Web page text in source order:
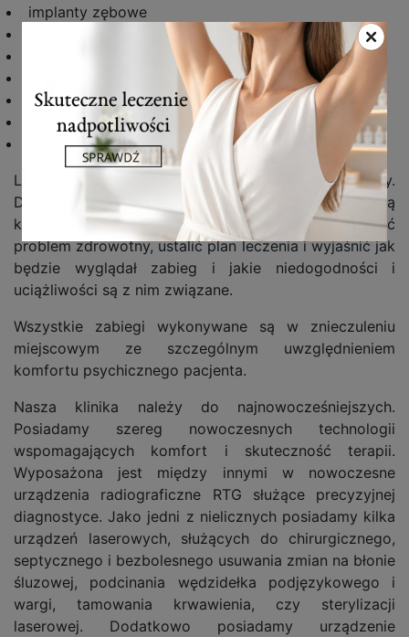
implanty zębowe
miniimplanty ortodontyczne
laserowe podcięcia wędzidełek
laserowa korekta dziąseł
przeszczepy kości
podnoszenie dna zatoki
wycinanie zmian w obrębie jamy ustnej
Leczenie chirurgiczne wywołuje często obawy.
Dlatego każdy zabieg poprzedzony jest wizytą
konsultacyjną. Lekarz dentysta musi dokładnie określić
problem zdrowotny, ustalić plan leczenia i wyjaśnić jak
będzie wyglądał zabieg i jakie niedogodności i
uciążliwości są z nim związane.
Wszystkie zabiegi wykonywane są w znieczuleniu
miejscowym ze szczególnym uwzględnieniem
komfortu psychicznego pacjenta.
Nasza klinika należy do najnowocześniejszych.
Posiadamy szereg nowoczesnych technologii
wspomagających komfort i skuteczność terapii.
Wyposażona jest między innymi w nowoczesne
urządzenia radiograficzne RTG służące precyzyjnej
diagnostyce. Jako jedni z nielicznych posiadamy kilka
urządzeń laserowych, służących do chirurgicznego,
septycznego i bezbolesnego usuwania zmian na błonie
śluzowej, podcinania wędzidełka podjęzykowego i
wargi, tamowania krwawienia, czy sterylizacji
laserowej. Dodatkowo posiadamy urządzenie